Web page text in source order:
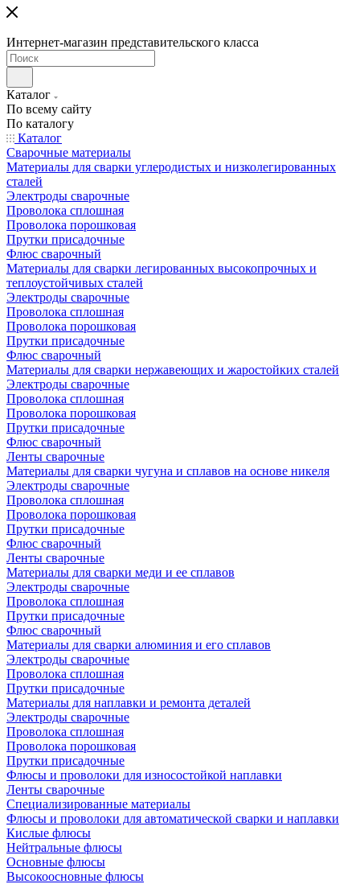
Интернет-магазин представительского класса
Каталог
По всему сайту
По каталогу
Каталог
Сварочные материалы
Материалы для сварки углеродистых и низколегированных
сталей
Электроды сварочные
Проволока сплошная
Проволока порошковая
Прутки присадочные
Флюс сварочный
Материалы для сварки легированных высокопрочных и
теплоустойчивых сталей
Электроды сварочные
Проволока сплошная
Проволока порошковая
Прутки присадочные
Флюс сварочный
Материалы для сварки нержавеющих и жаростойких сталей
Электроды сварочные
Проволока сплошная
Проволока порошковая
Прутки присадочные
Флюс сварочный
Ленты сварочные
Материалы для сварки чугуна и сплавов на основе никеля
Электроды сварочные
Проволока сплошная
Проволока порошковая
Прутки присадочные
Флюс сварочный
Ленты сварочные
Материалы для сварки меди и ее сплавов
Электроды сварочные
Проволока сплошная
Прутки присадочные
Флюс сварочный
Материалы для сварки алюминия и его сплавов
Электроды сварочные
Проволока сплошная
Прутки присадочные
Материалы для наплавки и ремонта деталей
Электроды сварочные
Проволока сплошная
Проволока порошковая
Прутки присадочные
Флюсы и проволоки для износостойкой наплавки
Ленты сварочные
Специализированные материалы
Флюсы и проволоки для автоматической сварки и наплавки
Кислые флюсы
Нейтральные флюсы
Основные флюсы
Высокоосновные флюсы